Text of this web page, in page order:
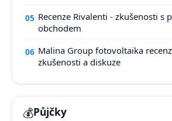
05 Recenze Rivalenti - zkušenosti s
obchodem
06 Malina Group fotovoltaika
zkušenosti a diskuze
💰Půjčky